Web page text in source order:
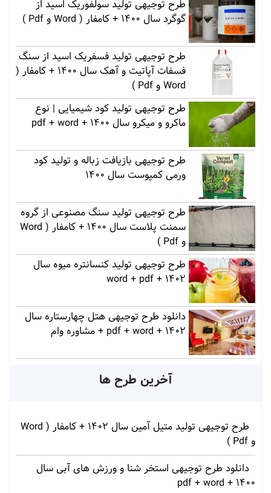
طرح توجیهی تولید سولفوریک اسید از
گوگرد سال 1400 + کامفار ( Word و Pdf )
طرح توجیهی تولید فسفریک اسید از سنگ
فسفات آپاتیت و آهک سال 1400 + کامفار (
Word و Pdf )
طرح توجیهی تولید کود شیمیایی | نوع
ماکرو و میکرو سال 1400 + pdf + word
طرح توجیهی بازیافت زباله و تولید کود
ورمی کمپوست سال 1400
طرح توجیهی تولید سنگ مصنوعی از گروه
سمنت پلاست سال 1400 + کامفار ( Word
و Pdf )
طرح توجیهی تولید کنسانتره میوه سال
1402 + word + pdf
دانلود طرح توجیهی هتل چهارستاره سال
1402 + pdf + word + مشاوره وام
آخرین طرح ها
طرح توجیهی تولید متیل آمین سال 1402 + کامفار ( Word
و Pdf )
دانلود طرح توجیهی استخر شنا و ورزش های آبی سال
1400 + pdf + word